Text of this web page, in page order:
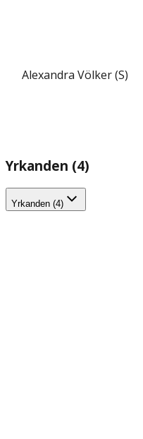
Alexandra Völker (S)
Yrkanden (4)
Yrkanden (4)